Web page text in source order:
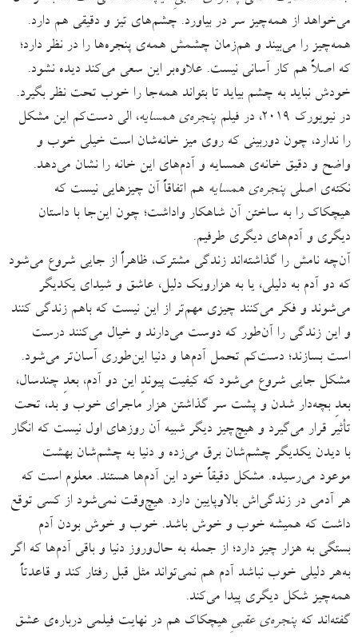
می‌خواهد از همه‌چیز سر در بیاورد. چشم‌های تیز و دقیقی هم دارد.
همه‌چیز را می‌بیند و هم‌زمان چشمش همه‌ی پنجره‌ها را در نظر دارد؛
که اصلاً هم کار آسانی نیست. علاوه‌بر این سعی می‌کند دیده نشود.
خودش نباید به چشم بیاید تا بتواند همه‌جا را خوب تحت نظر بگیرد.
در نیویورک ۲۰۱۹، در فیلم
پنجره‌ی همسایه، الی دست‌کم این مشکل
را ندارد، چون دوربینی که روی میز خانه‌شان است خیلی خوب و
واضح و دقیق خانه‌ی همسایه و آدم‌های این خانه را نشان می‌دهد.
نکته‌ی اصلی پنجره‌ی همسایه هم اتفاقاً آن چیزهایی نیست که
هیچکاک را به ساختن آن شاهکار واداشت؛ چون این‌جا با داستان
دیگری و آدم‌های دیگری طرفیم.
آن‌چه نامش را گذاشته‌اند زندگی مشترک، ظاهراً از جایی شروع می‌شود
که دو آدم به دلیلی، یا به هزارویک دلیل، عاشق و شیدای یکدیگر
می‌شوند و فکر می‌کنند چیزی مهم‌تر از این نیست که باهم زندگی کنند
و این زندگی را آن‌طور که دوست می‌دارند و خیال می‌کنند درست
است بسازند؛ دست‌کم تحمل آدم‌ها و دنیا این‌طوری آسان‌تر می‌شود.
مشکل جایی شروع می‌شود که کیفیت پیوندِ این دو آدم، بعدِ چندسال،
بعدِ بچه‌دار شدن و پشت سر گذاشتن هزار ماجرای خوب و بد، تحت
تأثیر قرار می‌گیرد و هیچ‌چیز دیگر شبیه آن روزهای اول نیست که انگار
با دیدن یکدیگر چشم‌شان برق می‌زده و دنیا به چشم‌شان بهشت
موعود می‌رسیده. مشکل دقیقاً خود این آدم‌ها هستند. معلوم است که
هر آدمی در زندگی‌اش بالا‌وپایین دارد. هیچ‌وقت نمی‌شود از کسی توقع
داشت که همیشه خوب و خوش باشد. خوب و خوش بودن آدم
بستگی به هزار چیز دارد؛ از جمله به حال‌وروز دنیا و باقی آدم‌ها که اگر
به‌هر دلیلی خوب نباشد آدم هم نمی‌تواند مثل قبل رفتار کند و قاعدتاً
همه‌چیز شکل دیگری پیدا می‌کند.
گفته‌اند که پنجره‌ی عقبیِ هیچکاک هم در نهایت فیلمی درباره‌ی عشق